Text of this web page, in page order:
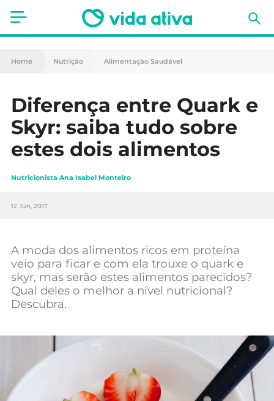
Saúde
Nutrição
Receitas
Fitness
Mães e Bebés
Home Nutrição Alimentação Saudável
Diferença entre Quark e
Skyr: saiba tudo sobre
estes dois alimentos
Nutricionista Ana Isabel Monteiro
12 Jun, 2017
A moda dos alimentos ricos em proteína
veio para ficar e com ela trouxe o quark e
skyr, mas serão estes alimentos parecidos?
Qual deles o melhor a nível nutricional?
Descubra.